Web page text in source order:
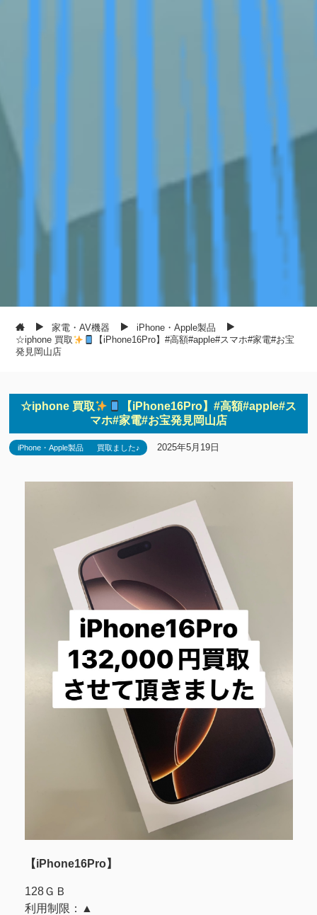
家電・AV機器
iPhone・Apple製品
☆iphone 買取
【iPhone16Pro】#高額#apple#スマホ#家電#お宝
発見岡山店
☆iphone 買取
【iPhone16Pro】#高額#apple#ス
マホ#家電#お宝発見岡山店
iPhone・Apple製品 買取ました♪ 2025年5月19日
【iPhone16Pro】
128ＧＢ
利用制限：▲